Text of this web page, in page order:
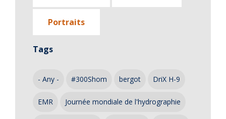
Portraits
Tags
- Any - #300Shom bergot DriX H-9
EMR Journée mondiale de l'hydrographie